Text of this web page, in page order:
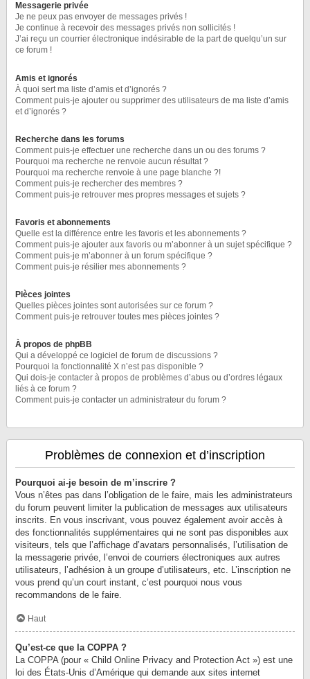
Messagerie privée
Je ne peux pas envoyer de messages privés !
Je continue à recevoir des messages privés non sollicités !
J’ai reçu un courrier électronique indésirable de la part de quelqu’un sur
ce forum !
Amis et ignorés
À quoi sert ma liste d’amis et d’ignorés ?
Comment puis-je ajouter ou supprimer des utilisateurs de ma liste d’amis
et d’ignorés ?
Recherche dans les forums
Comment puis-je effectuer une recherche dans un ou des forums ?
Pourquoi ma recherche ne renvoie aucun résultat ?
Pourquoi ma recherche renvoie à une page blanche ?!
Comment puis-je rechercher des membres ?
Comment puis-je retrouver mes propres messages et sujets ?
Favoris et abonnements
Quelle est la différence entre les favoris et les abonnements ?
Comment puis-je ajouter aux favoris ou m’abonner à un sujet spécifique ?
Comment puis-je m’abonner à un forum spécifique ?
Comment puis-je résilier mes abonnements ?
Pièces jointes
Quelles pièces jointes sont autorisées sur ce forum ?
Comment puis-je retrouver toutes mes pièces jointes ?
À propos de phpBB
Qui a développé ce logiciel de forum de discussions ?
Pourquoi la fonctionnalité X n’est pas disponible ?
Qui dois-je contacter à propos de problèmes d’abus ou d’ordres légaux
liés à ce forum ?
Comment puis-je contacter un administrateur du forum ?
Problèmes de connexion et d’inscription
Pourquoi ai-je besoin de m’inscrire ?
Vous n’êtes pas dans l’obligation de le faire, mais les administrateurs
du forum peuvent limiter la publication de messages aux utilisateurs
inscrits. En vous inscrivant, vous pouvez également avoir accès à
des fonctionnalités supplémentaires qui ne sont pas disponibles aux
visiteurs, tels que l’affichage d’avatars personnalisés, l’utilisation de
la messagerie privée, l’envoi de courriers électroniques aux autres
utilisateurs, l’adhésion à un groupe d’utilisateurs, etc. L’inscription ne
vous prend qu’un court instant, c’est pourquoi nous vous
recommandons de le faire.
Haut
Qu’est-ce que la COPPA ?
La COPPA (pour « Child Online Privacy and Protection Act ») est une
loi des États-Unis d’Amérique qui demande aux sites internet